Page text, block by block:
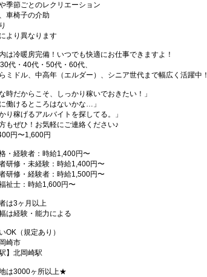
季節ごとのレクリエーション
車椅子の介助
より異なります
は冷暖房完備！いつでも快適にお仕事できますよ！
代・40代・50代・60代、
ミドル、中高年（エルダー）、シニア世代まで幅広く活躍中！
な時だからこそ、しっかり稼いでおきたい！」
に働けるところはないかな…」
かり稼げるアルバイトを探してる。」
もぜひ！お気軽にご連絡ください♪
円〜1,600円
・経験者：時給1,400円〜
研修・未経験：時給1,400円〜
研修・経験者：時給1,500円〜
祉士：時給1,600円〜
は3ヶ月以上
は経験・能力による
OK（規定あり）
崎市
】北岡崎駅
は3000ヶ所以上★